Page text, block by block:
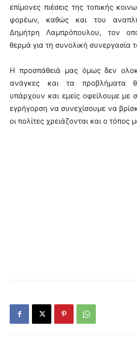
επίμονες πιέσεις της τοπικής
φορέων, καθώς και του
Δημήτρη Λαμπρόπουλου, τον
θερμά για τη συνολική συνεργασία
Η προσπάθειά μας όμως δεν
ανάγκες και τα προβλήματα
υπάρχουν και εμείς οφείλουμε με
εγρήγορση να συνεχίσουμε να
οι πολίτες χρειάζονται και ο τόπος